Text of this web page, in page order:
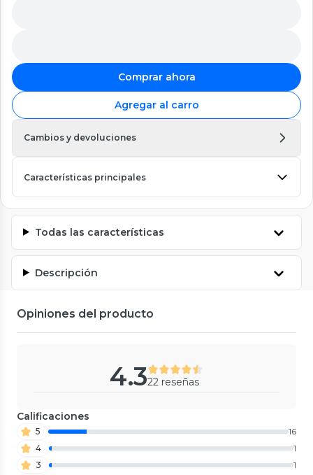
Comprar ahora
Agregar al carro
Cambios y devoluciones
Características principales
Todas las características
Descripción
Opiniones del producto
4.322 reseñas
Calificaciones
5
16
4
1
3
1